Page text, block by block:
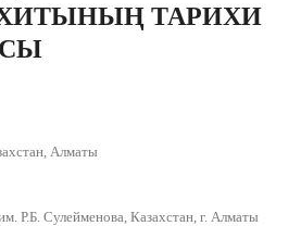
ТАРИХИ
Алматы
Р.Б. Сулейменова, Казахстан, г. Алматы